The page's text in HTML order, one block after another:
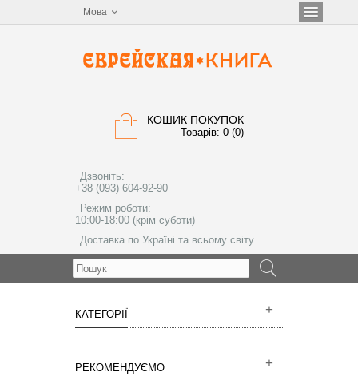
Мова
КОШИК ПОКУПОК
Товарів: 0 (0)
Дзвоніть:
+38 (093) 604-92-90
Режим роботи:
10:00-18:00 (крім суботи)
Доставка по Україні та всьому світу
КАТЕГОРІЇ
РЕКОМЕНДУЄМО